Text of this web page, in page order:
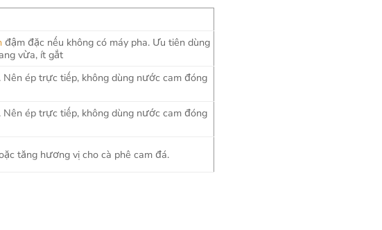
đậm đặc nếu không có máy pha. Ưu tiên dùng
vừa, ít gắt
ép trực tiếp, không dùng nước cam đóng
ép trực tiếp, không dùng nước cam đóng
tăng hương vị cho cà phê cam đá.